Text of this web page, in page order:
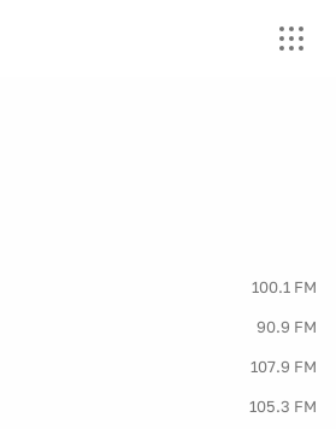
100.1 FM
90.9 FM
107.9 FM
105.3 FM